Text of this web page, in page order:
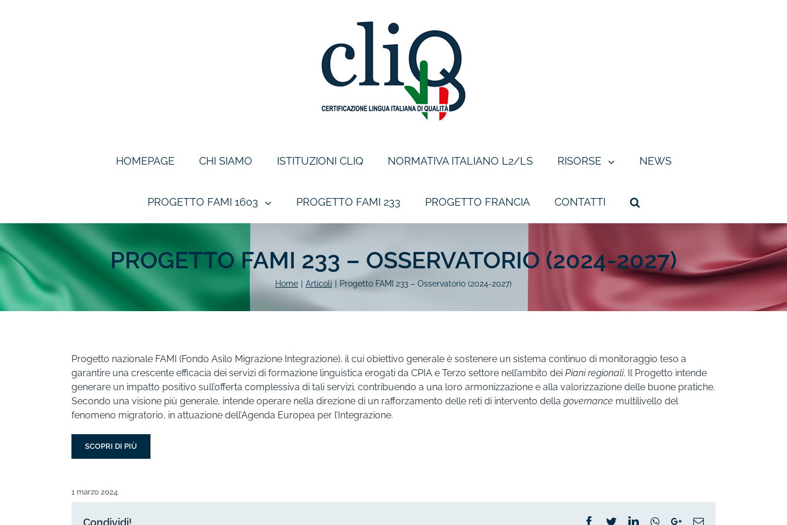
HOMEPAGE CHI SIAMO ISTITUZIONI CLIQ NORMATIVA ITALIANO L2/LS RISORSE NEWS
PROGETTO FAMI 1603 PROGETTO FAMI 233 PROGETTO FRANCIA CONTATTI
PROGETTO FAMI 233 – OSSERVATORIO (2024-2027)
Home Articoli Progetto FAMI 233 – Osservatorio (2024-2027)
Progetto nazionale FAMI (Fondo Asilo Migrazione Integrazione), il cui obiettivo generale è sostenere un sistema continuo di monitoraggio teso a
garantire una crescente efficacia dei servizi di formazione linguistica erogati da CPIA e Terzo settore nell’ambito dei Piani regionali. Il Progetto intende
generare un impatto positivo sull’offerta complessiva di tali servizi, contribuendo a una loro armonizzazione e alla valorizzazione delle buone pratiche.
Secondo una visione più generale, intende operare nella direzione di un rafforzamento delle reti di intervento della governance multilivello del
fenomeno migratorio, in attuazione dell’Agenda Europea per l’Integrazione.
SCOPRI DI PIÙ
1 marzo 2024
Condividi! Facebook
TwitterLinkedInWhatsapp
Google+Email